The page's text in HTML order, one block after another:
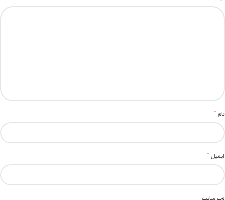
نام*
ایمیل*